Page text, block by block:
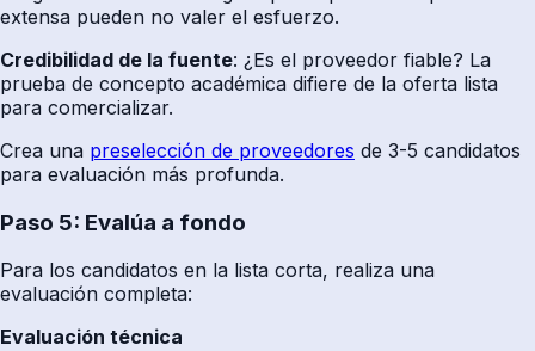
extensa pueden no valer el esfuerzo.
Credibilidad de la fuente: ¿Es el proveedor fiable? La
prueba de concepto académica difiere de la oferta lista
para comercializar.
Crea una preselección de proveedores de 3-5 candidatos
para evaluación más profunda.
Paso 5: Evalúa a fondo
Para los candidatos en la lista corta, realiza una
evaluación completa:
Evaluación técnica